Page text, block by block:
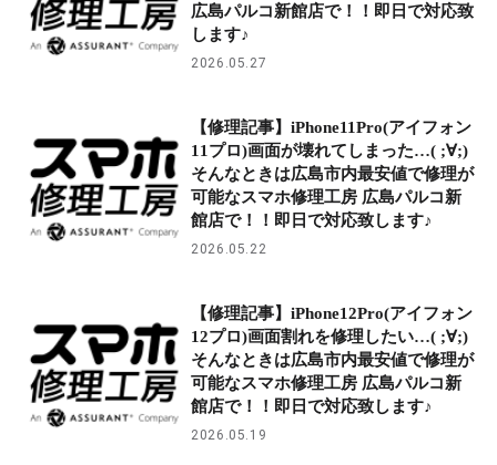
広島パルコ新館店で！！即日で対応致
します♪
2026.05.27
【修理記事】iPhone11Pro(アイフォン
11プロ)画面が壊れてしまった…( ;∀;)
そんなときは広島市内最安値で修理が
可能なスマホ修理工房 広島パルコ新
館店で！！即日で対応致します♪
2026.05.22
【修理記事】iPhone12Pro(アイフォン
12プロ)画面割れを修理したい…( ;∀;)
そんなときは広島市内最安値で修理が
可能なスマホ修理工房 広島パルコ新
館店で！！即日で対応致します♪
2026.05.19